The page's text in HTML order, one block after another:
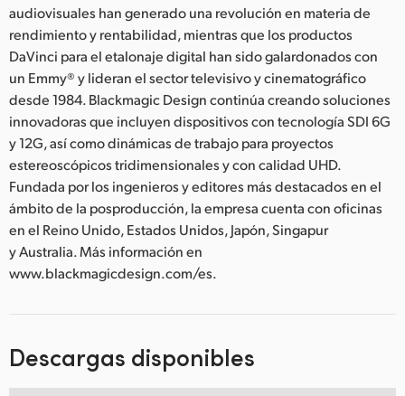
audiovisuales han generado una revolución en materia de
rendimiento y rentabilidad, mientras que los productos
DaVinci para el etalonaje digital han sido galardonados con
un Emmy® y lideran el sector televisivo y cinematográfico
desde 1984. Blackmagic Design continúa creando soluciones
innovadoras que incluyen dispositivos con tecnología SDI 6G
y 12G, así como dinámicas de trabajo para proyectos
estereoscópicos tridimensionales y con calidad UHD.
Fundada por los ingenieros y editores más destacados en el
ámbito de la posproducción, la empresa cuenta con oficinas
en el Reino Unido, Estados Unidos, Japón, Singapur
y Australia. Más información en
www.blackmagicdesign.com/es.
Descargas disponibles